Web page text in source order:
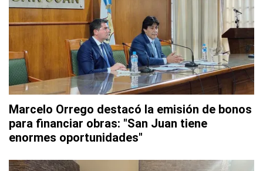
Marcelo Orrego destacó la emisión de bonos
para financiar obras: "San Juan tiene
enormes oportunidades"